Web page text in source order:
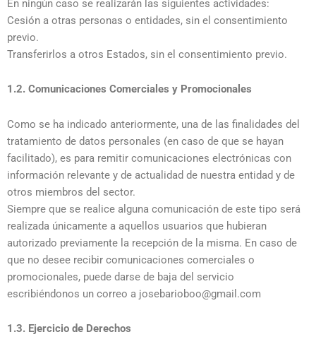
En ningún caso se realizarán las siguientes actividades:
Cesión a otras personas o entidades, sin el consentimiento
previo.
Transferirlos a otros Estados, sin el consentimiento previo.
1.2. Comunicaciones Comerciales y Promocionales
Como se ha indicado anteriormente, una de las finalidades del
tratamiento de datos personales (en caso de que se hayan
facilitado), es para remitir comunicaciones electrónicas con
información relevante y de actualidad de nuestra entidad y de
otros miembros del sector.
Siempre que se realice alguna comunicación de este tipo será
realizada únicamente a aquellos usuarios que hubieran
autorizado previamente la recepción de la misma. En caso de
que no desee recibir comunicaciones comerciales o
promocionales, puede darse de baja del servicio
escribiéndonos un correo a josebarioboo@gmail.com
1.3. Ejercicio de Derechos